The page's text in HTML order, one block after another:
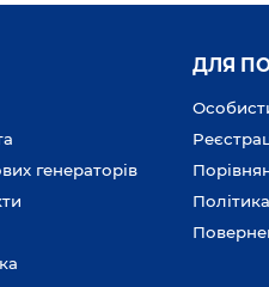
генераторів
ДЛЯ